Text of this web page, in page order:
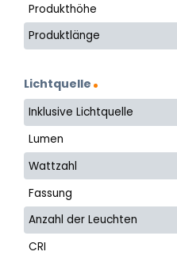
Produkthöhe
Produktlänge
Lichtquelle
Inklusive Lichtquelle
Lumen
Wattzahl
Fassung
Anzahl der Leuchten
CRI